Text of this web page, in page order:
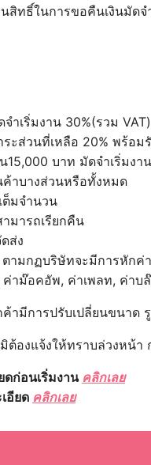
สิทธิ์ในการขอคืนเงินมัด
ำเริ่มงาน 30%(รวม
ะส่วนที่เหลือ 20% พร้อ
15,000 บาท มัดจำเริ่มง
าบางส่วนหรือทั้งหมด
ต็มจำนวน
มารถเรียกคืน
ส่ง
ามกฏบริษัทจะมีการหักค่า
ค่าม๊อคอัพ, ค่าเพลท, ค่า
ามีการปรับเปลี่ยนขนาด
ต้องแจ้งให้ทราบล่วงหน้
ดก่อนเริ่มงาน คลิกเลย
อียด คลิกเลย